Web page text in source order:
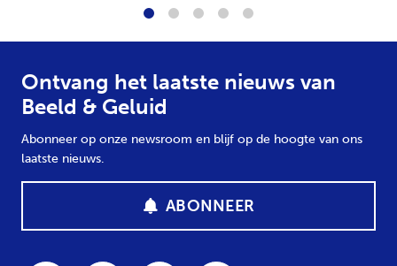
Ontvang het laatste nieuws van
Beeld & Geluid
Abonneer op onze newsroom en blijf op de hoogte van ons
laatste nieuws.
ABONNEER